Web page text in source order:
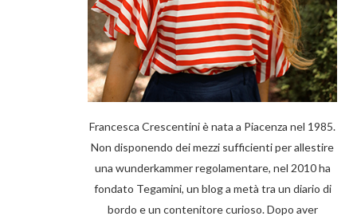
Francesca Crescentini è nata a Piacenza nel 1985.
Non disponendo dei mezzi sufficienti per allestire
una wunderkammer regolamentare, nel 2010 ha
fondato Tegamini, un blog a metà tra un diario di
bordo e un contenitore curioso. Dopo aver